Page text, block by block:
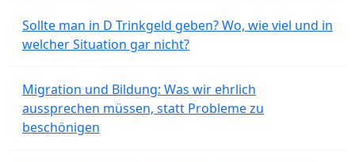
Sollte man in D Trinkgeld geben? Wo, wie viel und in
welcher Situation gar nicht?
Migration und Bildung: Was wir ehrlich
aussprechen müssen, statt Probleme zu
beschönigen